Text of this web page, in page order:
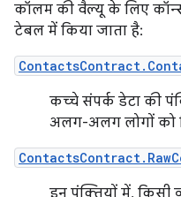
कॉलम की वैल्यू के लिए
टेबल में किया जाता है:
कच्चे संपर्क डेटा की
अलग-अलग लोगों को
इन पंक्तियों में, किसी